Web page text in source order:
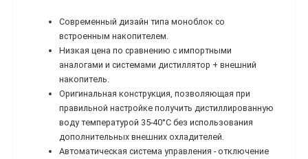
Современный дизайн типа моноблок со
встроенным накопителем.
Низкая цена по сравнению с импортными
аналогами и системами дистиллятор + внешний
накопитель.
Оригинальная конструкция, позволяющая при
правильной настройке получить дистиллированную
воду температурой 35-40°С без использования
дополнительных внешних охладителей.
Автоматическая система управления - отключение